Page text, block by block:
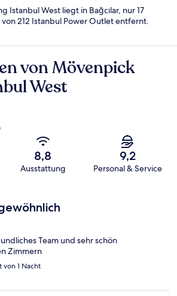
Istanbul West liegt in Bağcılar, nur 17
von 212 Istanbul Power Outlet entfernt.
von Mövenpick
West
8,8
Ausstattung
9,2
Personal & Service
Team und sehr schön
Zimmern
von 1 Nacht